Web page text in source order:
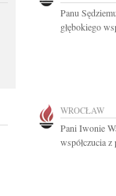
Panu
głębokiego
WROCŁAW
Pani Iwonie
współczucia